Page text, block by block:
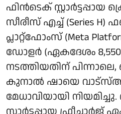
ഫിന്‍ടെക് സ്റ്റാര്‍ട്ടപ്പായ
സീരീസ് എച്ച് (Series H)
പ്ലാറ്റ്ഫോംസ് (Meta
ഡോളര്‍ (ഏകദേശം
നടത്തിയതിന്
കുനാല്‍ ഷായെ
മേധാവിയായി